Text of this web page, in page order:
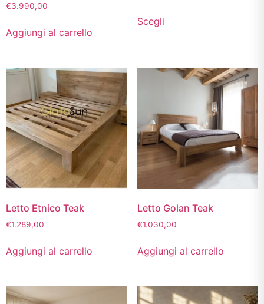
€3.990,00
Aggiungi al carrello
Scegli
Letto Etnico Teak
€1.289,00
Aggiungi al carrello
Letto Golan Teak
€1.030,00
Aggiungi al carrello